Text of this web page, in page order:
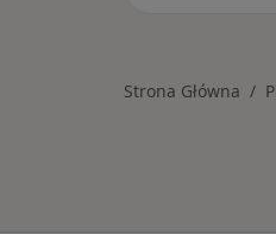
Strona Główna